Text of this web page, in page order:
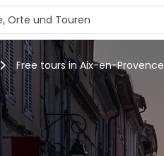
Free tours in Aix-en-Provence